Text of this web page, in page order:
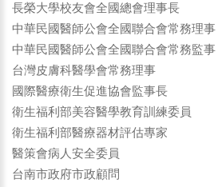
長榮大學校友會全國總會理事長
中華民國醫師公會全國聯合會常務理事
中華民國醫師公會全國聯合會常務監事
台灣皮膚科醫學會常務理事
國際醫療衛生促進協會監事長
衛生福利部美容醫學教育訓練委員
衛生福利部醫療器材評估專家
醫策會病人安全委員
台南市政府市政顧問